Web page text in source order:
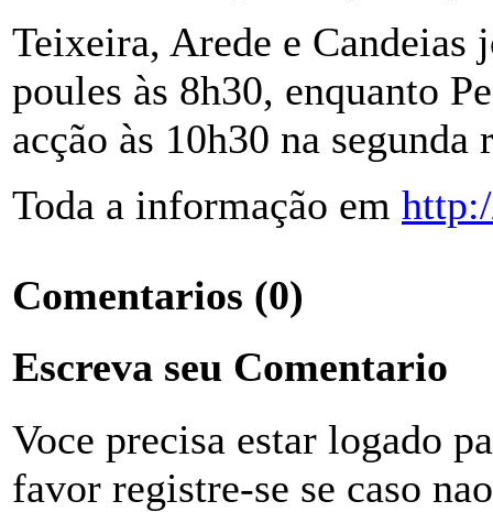
Teixeira, Arede e Candeias
poules às 8h30, enquanto
acção às 10h30 na segunda
Toda a informação em
Comentarios (0)
Escreva seu Comentario
Voce precisa estar logado
favor registre-se se caso